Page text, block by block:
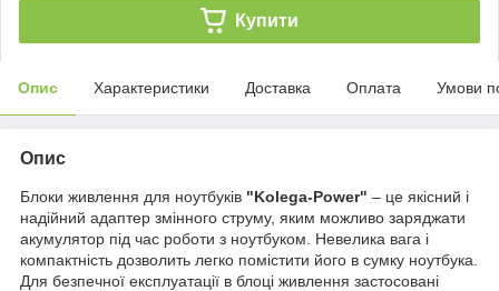
Купити
Опис Характеристики Доставка Оплата Умови
Опис
Блоки живлення для ноутбуків "Kolega-Power" – це якісний і
надійний адаптер змінного струму, яким можливо заряджати
акумулятор під час роботи з ноутбуком. Невелика вага і
компактність дозволить легко помістити його в сумку ноутбука.
Для безпечної експлуатації в блоці живлення застосовані